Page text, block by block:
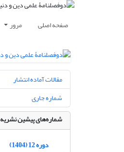
صفحه اصلی مرور
مقالات آماده انتشار
شماره جاری
شماره‌های پیشین نشریه
دوره 12 (1404)